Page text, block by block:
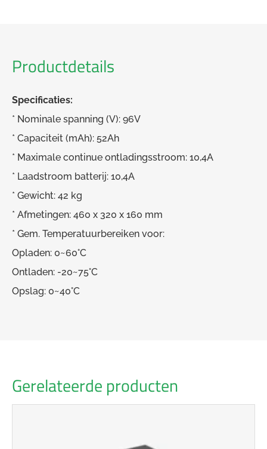
Productdetails
Specificaties:
* Nominale spanning (V): 96V
* Capaciteit (mAh): 52Ah
* Maximale continue ontladingsstroom: 10,4A
* Laadstroom batterij: 10,4A
* Gewicht: 42 kg
* Afmetingen: 460 x 320 x 160 mm
* Gem. Temperatuurbereiken voor:
Opladen: 0~60°C
Ontladen: -20~75°C
Opslag: 0~40°C
Gerelateerde producten